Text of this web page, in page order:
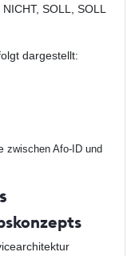
SOLL, SOLL
dargestellt:
zwischen Afo-ID und